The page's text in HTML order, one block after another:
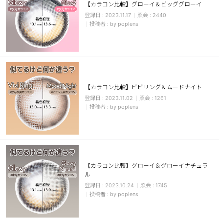
ショッピングガイド
アプリダウンロード
INSTAGRAM TWITTER
【カラコン比較】グローイ＆ビッググローイ
2023.11.17
2440
by poplens
【カラコン比較】ビビリング＆ムードナイト
2023.11.02
1261
by poplens
【カラコン比較】グローイ＆グローイナチュラ
ル
2023.10.24
1745
by poplens